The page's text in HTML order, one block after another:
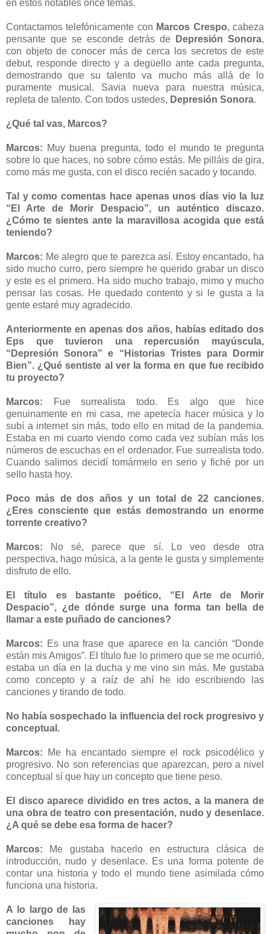
en estos notables once temas.
Contactamos telefónicamente con Marcos Crespo, cabeza
pensante que se esconde detrás de
Depresión Sonora,
con objeto de conocer más de cerca los secretos de este
debut, responde directo y a degüello ante cada pregunta,
demostrando que su talento va mucho más allá de lo
puramente musical. Savia nueva para nuestra música,
repleta de talento. Con todos ustedes, Depresión Sonora.
¿Qué tal vas, Marcos?
Marcos: Muy buena pregunta, todo el mundo te pregunta
sobre lo que haces, no sobre cómo estás. Me pilláis de gira,
como más me gusta, con el disco recién sacado y tocando.
Tal y como comentas hace apenas unos días vio la luz
“El Arte de Morir Despacio”, un auténtico discazo.
¿Cómo te sientes ante la maravillosa acogida que está
teniendo?
Marcos: Me alegro que te parezca así. Estoy encantado, ha
sido mucho curro, pero siempre he querido grabar un disco
y este es el primero. Ha sido mucho trabajo, mimo y mucho
pensar las cosas. He quedado contento y si le gusta a la
gente estaré muy agradecido.
Anteriormente en apenas dos años, habías editado dos
Eps que tuvieron una repercusión mayúscula,
“Depresión Sonora” e “Historias Tristes para Dormir
Bien”. ¿Qué sentiste al ver la forma en que fue recibido
tu proyecto?
Marcos: Fue surrealista todo. Es algo que hice
genuinamente en mi casa, me apetecía hacer música y lo
subí a internet sin más, todo ello en mitad de la pandemia.
Estaba en mi cuarto viendo como cada vez subían más los
números de escuchas en el ordenador. Fue surrealista todo.
Cuando salimos decidí tomármelo en serio y fiché por un
sello hasta hoy.
Poco más de dos años y un total de 22 canciones.
¿Eres consciente que estás demostrando un enorme
torrente creativo?
Marcos: No sé, parece que sí. Lo veo desde otra
perspectiva, hago música, a la gente le gusta y simplemente
disfruto de ello.
El título es bastante poético, “El Arte de Morir
Despacio”, ¿de dónde surge una forma tan bella de
llamar a este puñado de canciones?
Marcos: Es una frase que aparece en la canción “Donde
están mis Amigos”. El título fue lo primero que se me ocurrió,
estaba un día en la ducha y me vino sin más. Me gustaba
como concepto y a raíz de ahí he ido escribiendo las
canciones y tirando de todo.
No había sospechado la influencia del rock progresivo y
conceptual.
Marcos: Me ha encantado siempre el rock psicodélico y
progresivo. No son referencias que aparezcan, pero a nivel
conceptual sí que hay un concepto que tiene peso.
El disco aparece dividido en tres actos, a la manera de
una obra de teatro con presentación, nudo y desenlace.
¿A qué se debe esa forma de hacer?
Marcos:
Me gustaba hacerlo en estructura clásica de
introducción, nudo y desenlace. Es una forma potente de
contar una historia y todo el mundo tiene asimilada cómo
funciona una historia.
A lo largo de las
canciones hay